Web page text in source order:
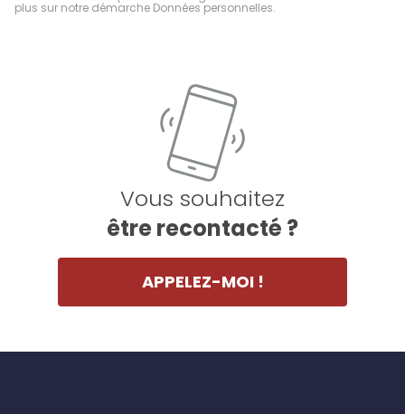
plus sur notre démarche Données personnelles.
Vous souhaitez
être recontacté ?
APPELEZ-MOI !